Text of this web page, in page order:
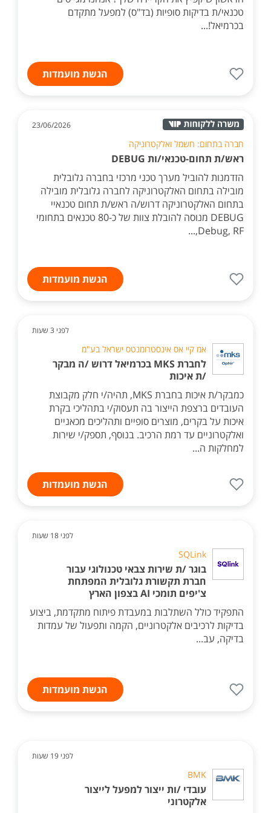
טכנאי/ת בדיקות סופיות (בד"ס) למפעל מתקדם
בכרמיאל!...
הגשת מועמדות
23/06/2026
חברה בתחום: חשמל ואלקטרוניקה
ראש/ת תחום-טכנאי/ות DEBUG
הזדמנות להוביל מערך טכני מרכזי בחברה גלובלית
מובילה בתחום האלקטרוניקה לחברה גלובלית מובילה
בתחום האלקטרוניקה דרוש/ה ראש/ת תחום טכנאיי
DEBUG מנוסה להובלת צוות של כ-80 טכנאים בתחומי
Debug, RF,...
הגשת מועמדות
לפני 3 שעות
אמ קיי אס אינסטרומנטס ישראל בע"מ
לחברת MKS בכרמיאל דרוש /ה מבקר
/ת איכות
כמבקר/ת איכות בחברת MKS, תהיה/י חלק מקבוצת
העובדים ברצפת הייצור בה תעסוק/י בתהליכי בקרת
איכות על בקרים, מוצרים סופיים ותהליכים מכאניים
ואלקטרוניים עד רמת הרכיב. בנוסף, תספק/י שירות
למחלקות ה...
הגשת מועמדות
לפני 18 שעות
SQLink
בוגר /ת שירות צבאי טכנולוגי עבור
חברת תקשורת גלובלית המפתחת
צ'יפים תומכי AI בצפון הארץ
התפקיד כולל השתלבות במעבדת פיתוח מתקדמת, ביצוע
בדיקות לרכיבים אלקטרוניים, הקמה ותפעול של עמדות
בדיקה, עב...
הגשת מועמדות
לפני 19 שעות
BMK
עובדי /ות ייצור למפעל לייצור
אלקטרוני